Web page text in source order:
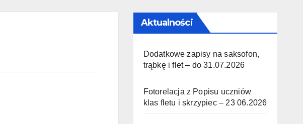
Aktualności
Dodatkowe zapisy na saksofon,
trąbkę i flet – do 31.07.2026
Fotorelacja z Popisu uczniów
klas fletu i skrzypiec – 23 06.2026